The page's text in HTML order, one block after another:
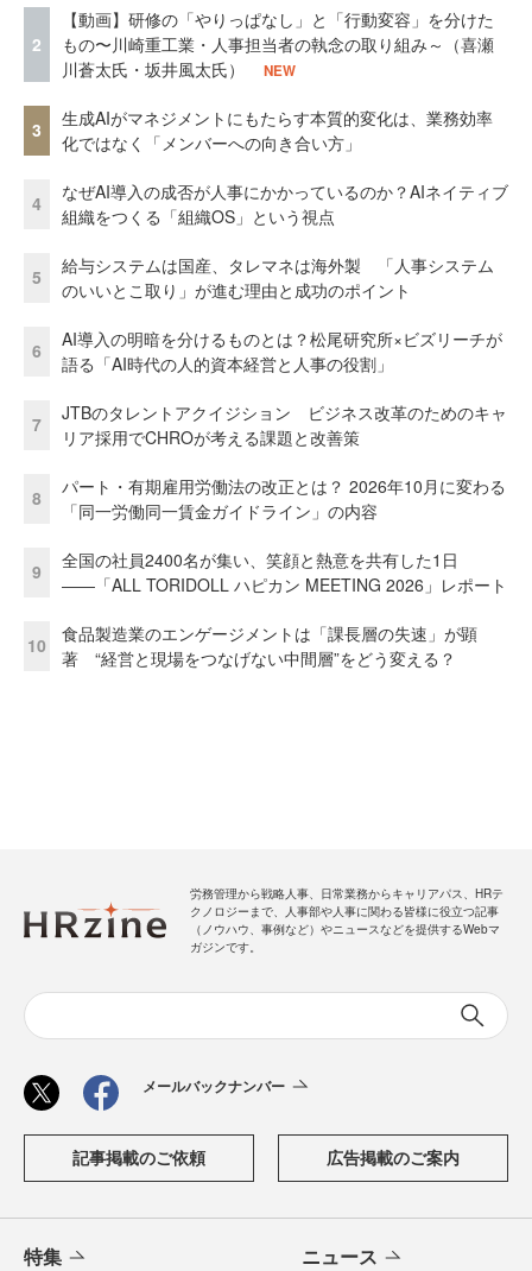
2
【動画】研修の「やりっぱなし」と「行動変容」を分けた
もの〜川崎重工業・人事担当者の執念の取り組み～（喜瀬
川蒼太氏・坂井風太氏）
NEW
3
生成AIがマネジメントにもたらす本質的変化は、業務効率
化ではなく「メンバーへの向き合い方」
4
なぜAI導入の成否が人事にかかっているのか？AIネイティブ
組織をつくる「組織OS」という視点
5
給与システムは国産、タレマネは海外製 「人事システム
のいいとこ取り」が進む理由と成功のポイント
6
AI導入の明暗を分けるものとは？松尾研究所×ビズリーチが
語る「AI時代の人的資本経営と人事の役割」
7
JTBのタレントアクイジション ビジネス改革のためのキャ
リア採用でCHROが考える課題と改善策
8
パート・有期雇用労働法の改正とは？ 2026年10月に変わる
「同一労働同一賃金ガイドライン」の内容
9
全国の社員2400名が集い、笑顔と熱意を共有した1日
――「ALL TORIDOLL ハピカン MEETING 2026」レポート
10
食品製造業のエンゲージメントは「課長層の失速」が顕
著 “経営と現場をつなげない中間層”をどう変える？
労務管理から戦略人事、日常業務からキャリアパス、HRテ
クノロジーまで、人事部や人事に関わる皆様に役立つ記事
（ノウハウ、事例など）やニュースなどを提供するWebマ
ガジンです。
メールバックナンバー
記事掲載のご依頼 広告掲載のご案内
特集 ニュース